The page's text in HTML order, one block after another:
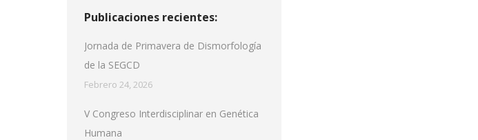
Publicaciones recientes:
Jornada de Primavera de Dismorfología
de la SEGCD
Febrero 24, 2026
V Congreso Interdisciplinar en Genética
Humana